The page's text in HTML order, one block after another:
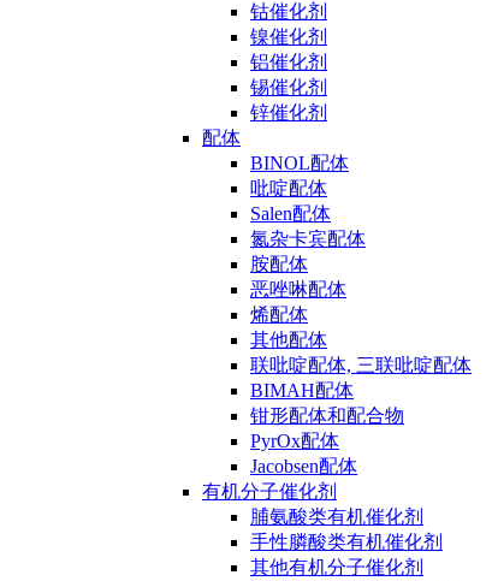
钴催化剂
镍催化剂
铝催化剂
锡催化剂
锌催化剂
配体
BINOL配体
吡啶配体
Salen配体
氮杂卡宾配体
胺配体
恶唑啉配体
烯配体
其他配体
联吡啶配体, 三联吡啶配体
BIMAH配体
钳形配体和配合物
PyrOx配体
Jacobsen配体
有机分子催化剂
脯氨酸类有机催化剂
手性膦酸类有机催化剂
其他有机分子催化剂